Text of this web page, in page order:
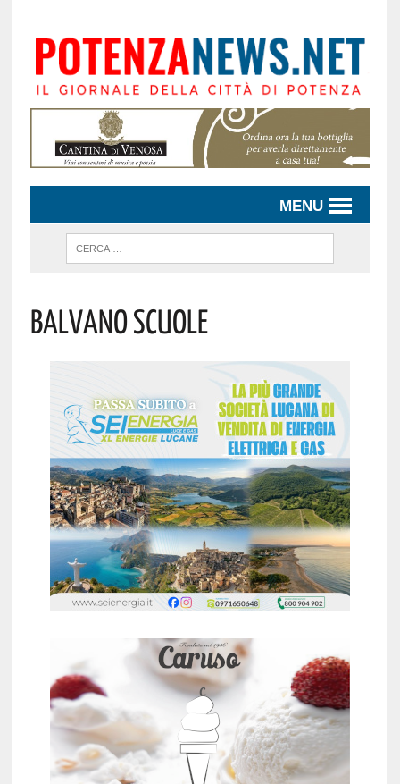
MENU
Balvano Scuole